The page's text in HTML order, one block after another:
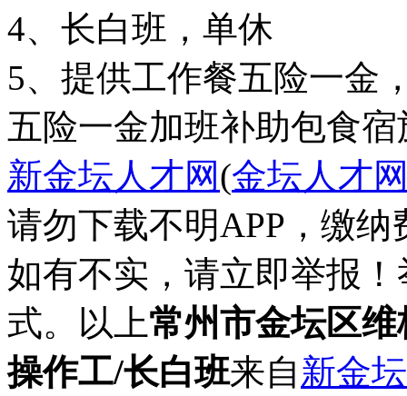
4、长白班，单休
5、提供工作餐五险一金
五险一金加班补助包食宿
新金坛人才网(金坛人才
请勿下载不明APP，缴
如有不实，请立即举报
式。以上常州市金坛区
操作工/长白班来自新金